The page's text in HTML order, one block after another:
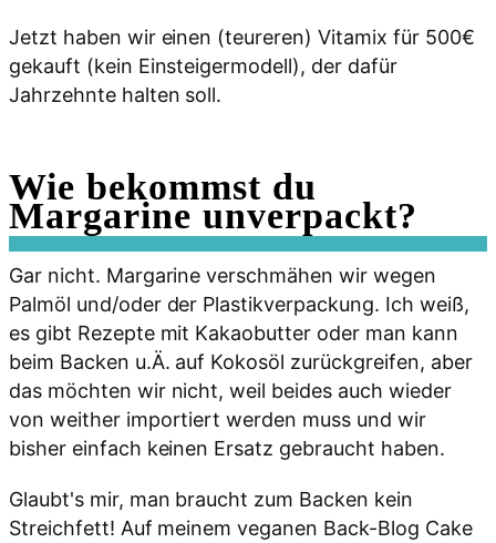
Jetzt haben wir einen (teureren) Vitamix für 500€
gekauft (kein Einsteigermodell), der dafür
Jahrzehnte halten soll.
Wie bekommst du
Margarine unverpackt?
Gar nicht. Margarine verschmähen wir wegen
Palmöl und/oder der Plastikverpackung. Ich weiß,
es gibt Rezepte mit Kakaobutter oder man kann
beim Backen u.Ä. auf Kokosöl zurückgreifen, aber
das möchten wir nicht, weil beides auch wieder
von weither importiert werden muss und wir
bisher einfach keinen Ersatz gebraucht haben.
Glaubt's mir, man braucht zum Backen kein
Streichfett! Auf meinem veganen Back-Blog Cake